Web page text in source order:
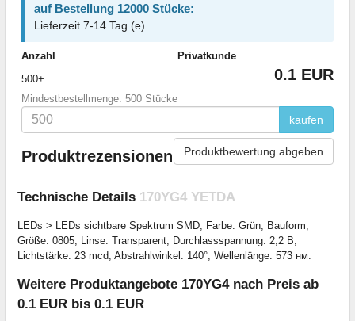
auf Bestellung 12000 Stücke:
Lieferzeit 7-14 Tag (e)
Anzahl
Privatkunde
500+
0.1 EUR
Mindestbestellmenge: 500 Stücke
kaufen
Produktrezensionen Produktbewertung abgeben
Technische Details 170YG4 YETDA
LEDs > LEDs sichtbare Spektrum SMD, Farbe: Grün, Bauform,
Größe: 0805, Linse: Transparent, Durchlassspannung: 2,2 В,
Lichtstärke: 23 mcd, Abstrahlwinkel: 140°, Wellenlänge: 573 нм.
Weitere Produktangebote 170YG4 nach Preis ab
0.1 EUR bis 0.1 EUR